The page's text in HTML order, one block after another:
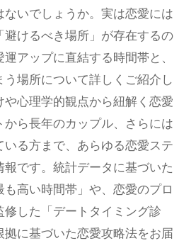
いでしょうか。実は恋愛には
避けるべき場所」が存在するの
アップに直結する時間帯と、
場所について詳しくご紹介し
や心理学的観点から紐解く恋愛
ら長年のカップル、さらには
いる方まで、あらゆる恋愛ステ
報です。統計データに基づいた
も高い時間帯」や、恋愛のプロ
修した「デートタイミング診
拠に基づいた恋愛攻略法をお届